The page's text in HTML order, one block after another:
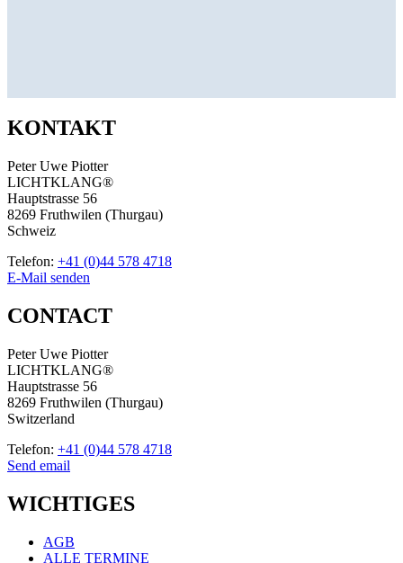
KONTAKT
Peter Uwe Piotter
LICHTKLANG®
Hauptstrasse 56
8269 Fruthwilen (Thurgau)
Schweiz
Telefon: +41 (0)44 578 4718
E-Mail senden
CONTACT
Peter Uwe Piotter
LICHTKLANG®
Hauptstrasse 56
8269 Fruthwilen (Thurgau)
Switzerland
Telefon: +41 (0)44 578 4718
Send email
WICHTIGES
AGB
ALLE TERMINE